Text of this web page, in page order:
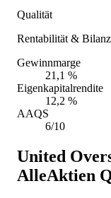
Qualität
Rentabilität & Bilanz
Gewinnmarge
21,1 %
Eigenkapitalrendite
12,2 %
AAQS
6/10
United
AlleAktien